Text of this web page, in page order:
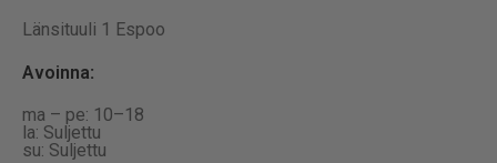
Länsituuli 1 Espoo
Avoinna:
ma – pe: 10–18
la: Suljettu
su: Suljettu